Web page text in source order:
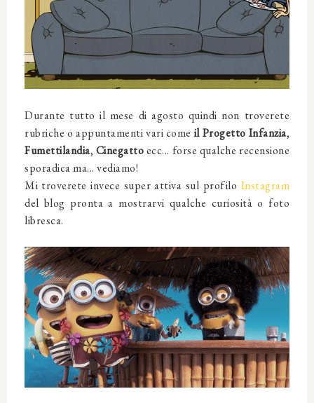
Durante tutto il mese di agosto quindi non troverete
rubriche o appuntamenti vari comeil Progetto Infanzia,
Fumettilandia, Cinegattoecc... forse qualche recensione
sporadica ma... vediamo!
Mi troverete invece super attiva sul profilo Instagram
del blog pronta a mostrarvi qualche curiosità o foto
libresca.